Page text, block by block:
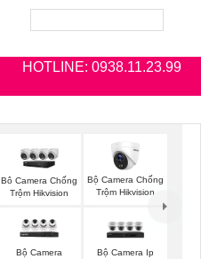
HOTLINE: 0938.11.23.99
Bô Camera Chống
Trộm Hikvision
Bộ Camera Chống
Trộm Hikvision
Bộ Camera
Bộ Camera Ip